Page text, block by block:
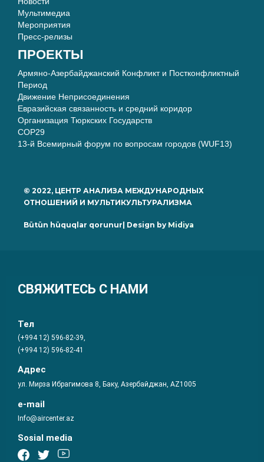
Мультимедиа
Мероприятия
Пресс-релизы
ПРОЕКТЫ
Армяно-Азербайджанский Конфликт и Постконфликтный
Период
Движение Неприсоединения
Евразийская связанность и средний коридор
Организация Тюркских Государств
COP29
13-й Всемирный форум по вопросам городов (WUF13)
© 2022, ЦЕНТР АНАЛИЗА МЕЖДУНАРОДНЫХ
ОТНОШЕНИЙ И МУЛЬТИКУЛЬТУРАЛИЗМА
Bütün hüquqlar qorunur| Design by Midiya
СВЯЖИТЕСЬ С НАМИ
Тел
(+994 12) 596-82-39,
(+994 12) 596-82-41
Адрес
ул. Мирза Ибрагимова 8, Баку, Азербайджан, AZ1005
e-mail
Info@aircenter.az
Sosial media